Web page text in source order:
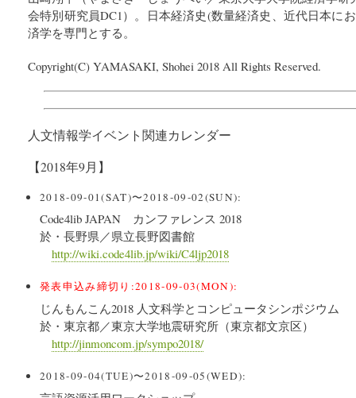
会特別研究員DC1）。日本経済史(数量経済史、近代日本に
済学を専門とする。
Copyright(C) YAMASAKI, Shohei 2018 All Rights Reserved.
人文情報学イベント関連カレンダー
【2018年9月】
2018-09-01(SAT)〜2018-09-02(SUN):
Code4lib JAPAN カンファレンス 2018
於・長野県／県立長野図書館
http://wiki.code4lib.jp/wiki/C4ljp2018
発表申込み締切り:2018-09-03(MON):
じんもんこん2018 人文科学とコンピュータシンポジウム
於・東京都／東京大学地震研究所（東京都文京区）
http://jinmoncom.jp/sympo2018/
2018-09-04(TUE)〜2018-09-05(WED):